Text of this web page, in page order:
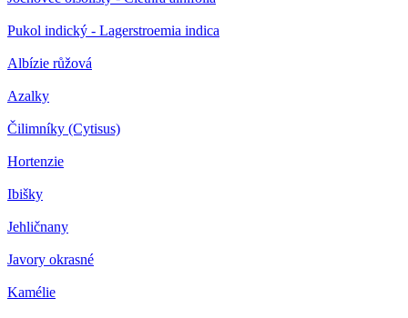
Pukol indický - Lagerstroemia indica
Albízie růžová
Azalky
Čilimníky (Cytisus)
Hortenzie
Ibišky
Jehličnany
Javory okrasné
Kamélie